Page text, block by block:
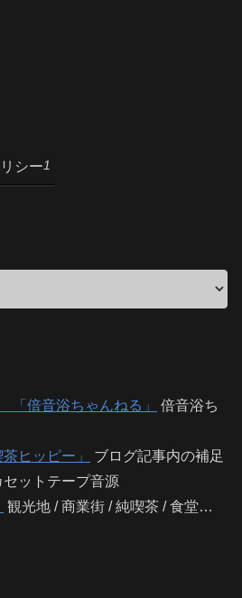
シー1
倍音浴ちゃんねる」
倍音浴ち
ヒッピー」
ブログ記事内の補足
ットテープ音源
観光地 / 商業街 / 純喫茶 / 食堂…